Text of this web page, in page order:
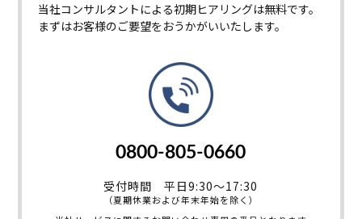
当社コンサルタントによる初期ヒアリングは無料です。
まずはお客様のご要望をおうかがいいたします。
0800-805-0660
受付時間 平日9:30～17:30
（夏期休業および年末年始を除く）